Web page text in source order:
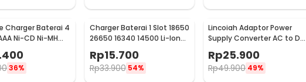
Charger Baterai 4
Ni-CD Ni-MH
LCD -
36%
Charger Baterai 1 Slot 18650
26650 16340 14500 Li-Ion
Rp15.700
Rp33.900 54%
Lincoiah Adaptor Power
Supply Converter AC to DC
Rp25.900
Rp49.900 49%